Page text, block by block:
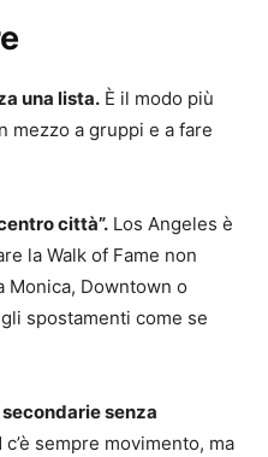
una lista. È il modo più
mezzo a gruppi e a fare
città”. Los Angeles è
la Walk of Fame non
Monica, Downtown o
spostamenti come se
senza
sempre movimento, ma